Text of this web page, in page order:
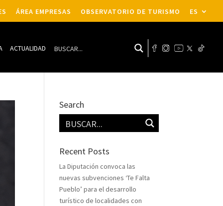
ÁREA EMPRESAS OBSERVATORIO DE TURISMO ES
ACTUALIDAD
Search
Recent Posts
La Diputación convoca las
nuevas subvenciones ‘Te Falta
Pueblo’ para el desarrollo
turístico de localidades con